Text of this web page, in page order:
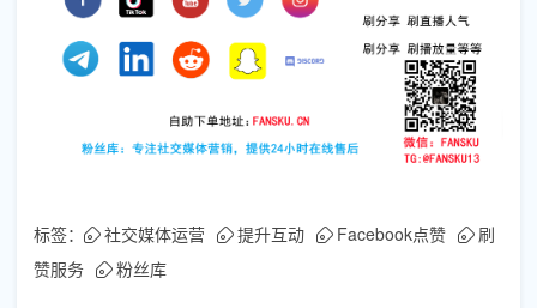
标签： 社交媒体运营 提升互动 Facebook点赞
刷
赞服务
粉丝库